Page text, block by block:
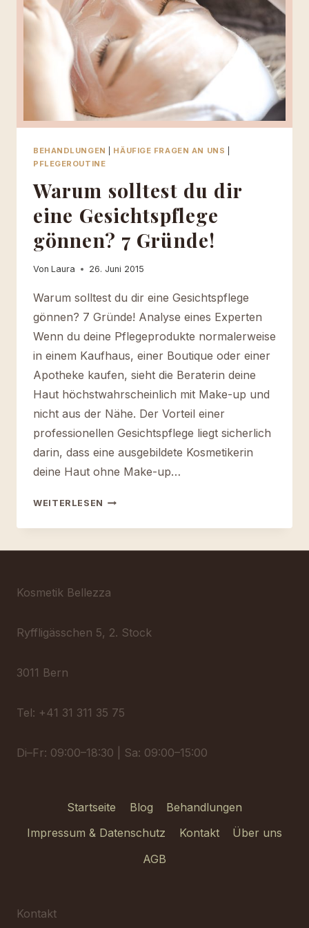
BEHANDLUNGEN HÄUFIGE FRAGEN AN UNS
PFLEGEROUTINE
Warum solltest du dir
eine Gesichtspflege
gönnen? 7 Gründe!
Von Laura 26. Juni 2015
Warum solltest du dir eine Gesichtspflege
gönnen? 7 Gründe! Analyse eines Experten
Wenn du deine Pflegeprodukte normalerweise
in einem Kaufhaus, einer Boutique oder einer
Apotheke kaufen, sieht die Beraterin deine
Haut höchstwahrscheinlich mit Make-up und
nicht aus der Nähe. Der Vorteil einer
professionellen Gesichtspflege liegt sicherlich
darin, dass eine ausgebildete Kosmetikerin
deine Haut ohne Make-up…
WEITERLESEN WARUM
DU
GÖNNEN?
Kosmetik Bellezza
Ryffligässchen 5, 2. Stock
3011 Bern
Tel: +41 31 311 35 75
Di–Fr: 09:00–18:30 | Sa: 09:00–15:00
Startseite Blog
Behandlungen
Impressum & Datenschutz
Kontakt
Über uns
AGB
Kontakt